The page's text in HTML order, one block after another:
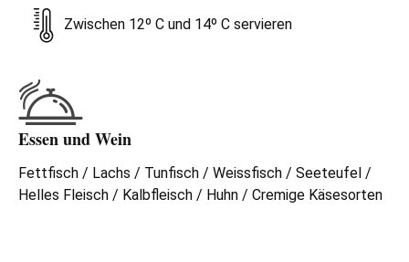
Zwischen 12º C und 14º C servieren
Essen und Wein
Fettfisch / Lachs / Tunfisch / Weissfisch / Seeteufel /
Helles Fleisch / Kalbfleisch / Huhn / Cremige Käsesorten